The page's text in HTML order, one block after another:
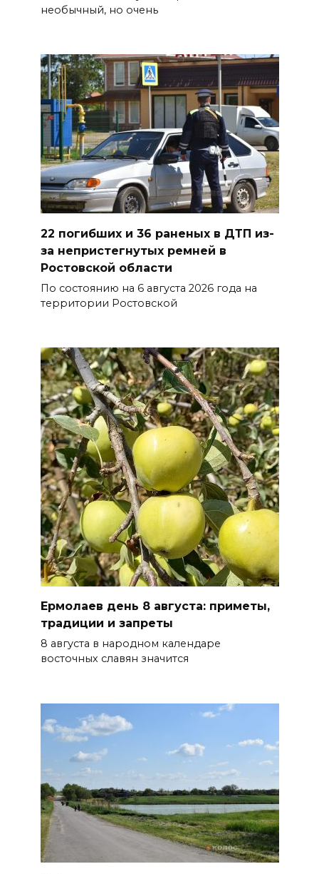
вражеские БПЛА
08 августа 2026 09:29
Аномальная жара до +40 °C
накроет Ростов-на-Дону 8
августа
08 августа 2026 09:23
ПВО перехвачены и
уничтожены 397 украинских
беспилотников
08 августа 2026 09:19
пяти районах Ростовской
области
07 августа 2026 23:00
Дабы счастье семейное
сберечь – спрячьте первое
сорванное яблоко: приметы
на 8 августа
07 августа 2026 22:04
В Железнодорожном районе
Ростова-на-Дону на сутки
отключат воду из-за
капремонта сетей
«Освободителям Ростова»
07 августа 2026 20:12
Госавтоинспекция по
Ростовской области призвала
водителей быть осторожными
из-за ухудшения погоды
необычный, но очень
22 погибших и 36 раненых в ДТП из-
за непристегнутых ремней в
Ростовской области
По состоянию на 6 августа 2026 года на
территории Ростовской
Ермолаев день 8 августа: приметы,
традиции и запреты
8 августа в народном календаре
восточных славян значится